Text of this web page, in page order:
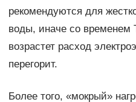
рекомендуются для
воды, иначе со временем
возрастет расход
перегорит.
Более того, «мокрый»